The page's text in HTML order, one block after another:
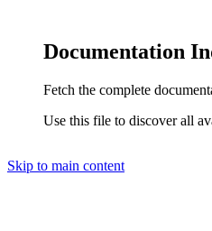
Documentation
Fetch the complete
Use this file to discover all
Skip to main content